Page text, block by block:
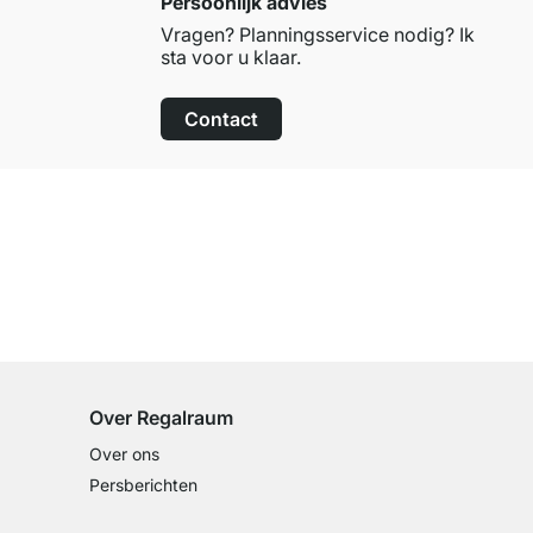
Vragen? Planningsservice nodig? Ik
sta voor u klaar.
Contact
Over Regalraum
Over ons
Persberichten